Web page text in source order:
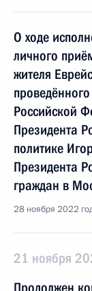
О ходе
личного
жителя
Российской
Президента
политике
Президента
граждан в
28 ноября 2022
21 ноября
Продолжен